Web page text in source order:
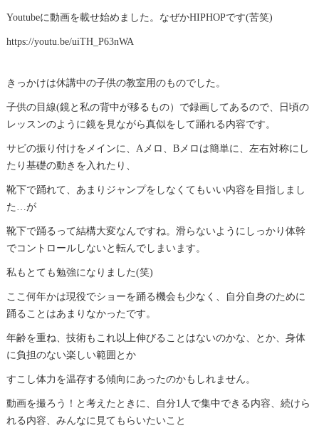
Youtubeに動画を載せ始めました。なぜかHIPHOPです(苦笑)
https://youtu.be/uiTH_P63nWA
きっかけは休講中の子供の教室用のものでした。
子供の目線(鏡と私の背中が移るもの）で録画してあるので、日頃の
レッスンのように鏡を見ながら真似をして踊れる内容です。
サビの振り付けをメインに、Aメロ、Bメロは簡単に、左右対称にし
たり基礎の動きを入れたり、
靴下で踊れて、あまりジャンプをしなくてもいい内容を目指しまし
た…が
靴下で踊るって結構大変なんですね。滑らないようにしっかり体幹
でコントロールしないと転んでしまいます。
私もとても勉強になりました(笑)
ここ何年かは現役でショーを踊る機会も少なく、自分自身のために
踊ることはあまりなかったです。
年齢を重ね、技術もこれ以上伸びることはないのかな、とか、身体
に負担のない楽しい範囲とか
すこし体力を温存する傾向にあったのかもしれません。
動画を撮ろう！と考えたときに、自分1人で集中できる内容、続けら
れる内容、みんなに見てもらいたいこと